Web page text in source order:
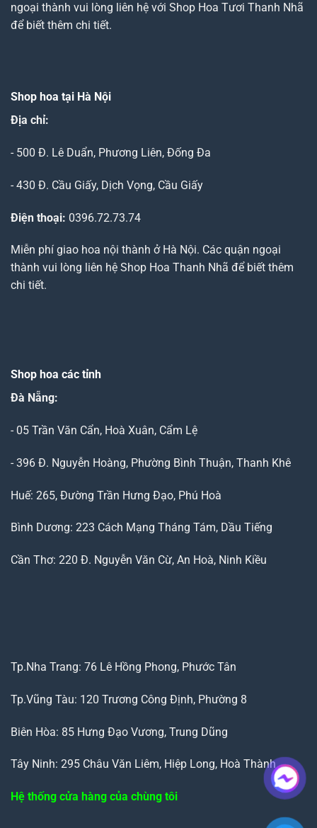
ngoại thành vui lòng liên hệ với Shop Hoa Tươi Thanh Nhã
để biết thêm chi tiết.
Shop hoa tại Hà Nội
Địa chỉ:
- 500 Đ. Lê Duẩn, Phương Liên, Đống Đa
- 430 Đ. Cầu Giấy, Dịch Vọng, Cầu Giấy
Điện thoại: 0396.72.73.74
Miễn phí giao hoa nội thành ở Hà Nội. Các quận ngoại
thành vui lòng liên hệ Shop Hoa Thanh Nhã để biết thêm
chi tiết.
Shop hoa các tỉnh
Đà Nẵng:
- 05 Trần Văn Cẩn, Hoà Xuân, Cẩm Lệ
- 396 Đ. Nguyễn Hoàng, Phường Bình Thuận, Thanh Khê
Huế: 265, Đường Trần Hưng Đạo, Phú Hoà
Bình Dương: 223 Cách Mạng Tháng Tám, Dầu Tiếng
Cần Thơ: 220 Đ. Nguyễn Văn Cừ, An Hoà, Ninh Kiều
Tp.Nha Trang: 76 Lê Hồng Phong, Phước Tân
Tp.Vũng Tàu: 120 Trương Công Định, Phường 8
Biên Hòa: 85 Hưng Đạo Vương, Trung Dũng
Tây Ninh: 295 Châu Văn Liêm, Hiệp Long, Hoà Thành
Hệ thống cửa hàng của chùng tôi